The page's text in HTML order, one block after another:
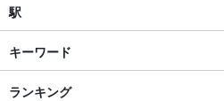
和風
広島市（広島市中心部） × 居酒屋
広島市（広島市中心部） × 和風
並木・袋町
並木・袋町 × 居酒屋
並木・袋町 × 和風
駅
八丁堀駅
袋町駅
キーワード
からあげ
ランキング